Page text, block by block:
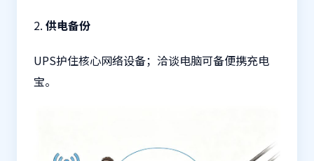
2. 供电备份
UPS护住核心网络设备；洽谈电脑可备便携充电
宝。